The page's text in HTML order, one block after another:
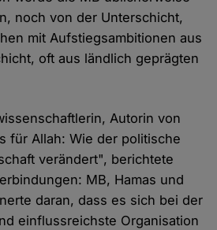
noch von der Unterschicht,
mit Aufstiegsambitionen aus
oft aus ländlich geprägten
Autorin von
für Allah: Wie der politische
verändert", berichtete
MB, Hamas und
daran, dass es sich bei der
einflussreichste Organisation